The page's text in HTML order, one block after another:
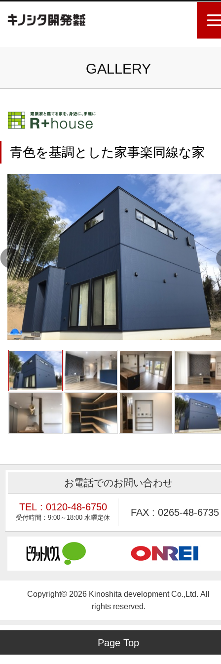
GALLERY
青色を基調とした家事楽同線な家
Page Top
お電話でのお問い合わせ
TEL : 0120-48-6750 FAX : 0265-48-6735
Copyright© 2026 Kinoshita development Co.,Ltd. All
rights reserved.